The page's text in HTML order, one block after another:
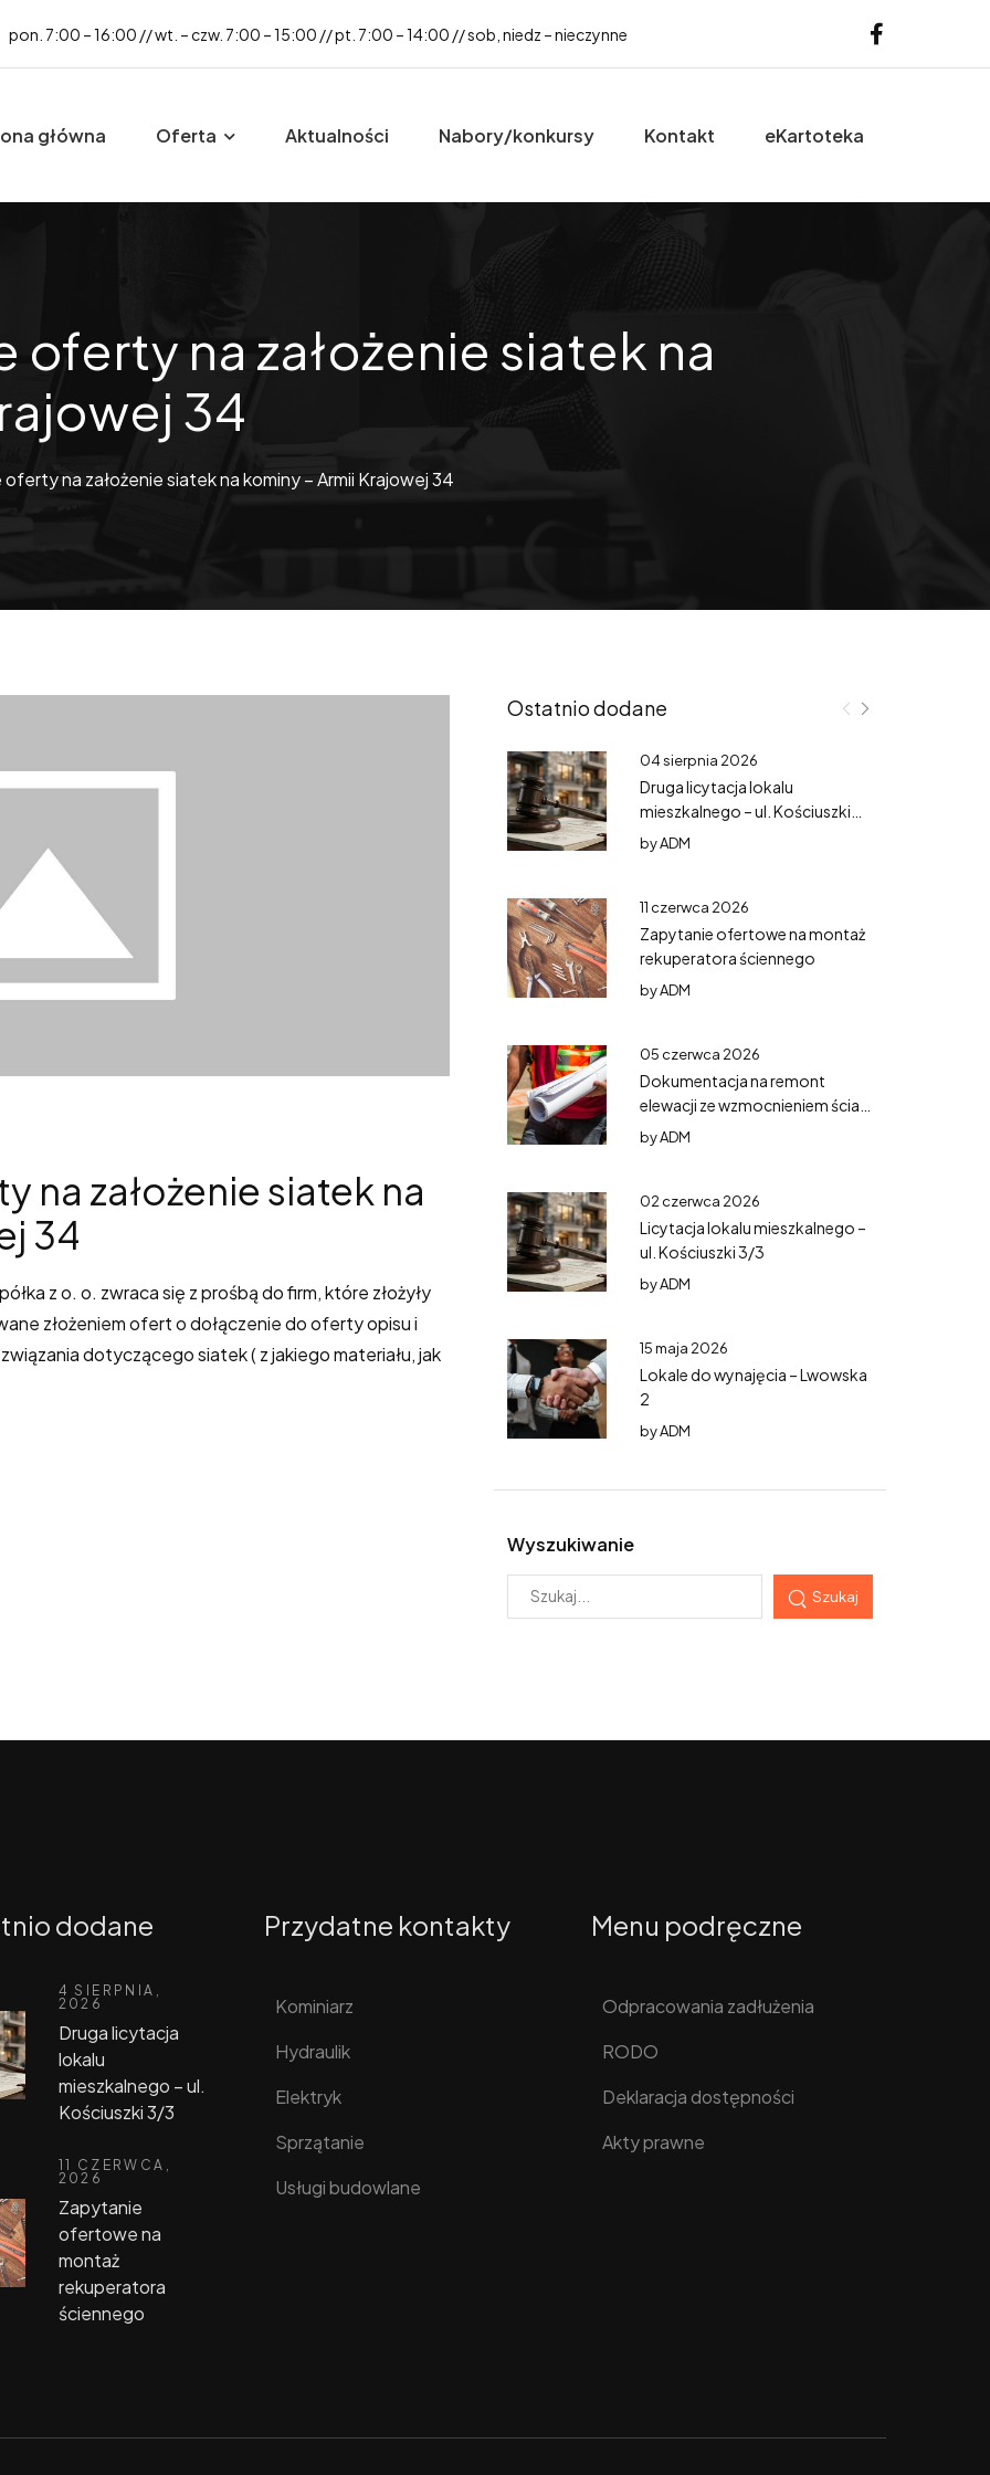
pon. 7:00 – 16:00 // wt. – czw. 7:00 – 15:00 // pt. 7:00 – 14:00 // sob, niedz – nieczynne
główna Oferta Aktualności Nabory/konkursy Kontakt eKartoteka
na założenie siatek na
34
na założenie siatek na kominy – Armii Krajowej 34
Ostatnio dodane
04 sierpnia 2026
Druga licytacja lokalu
mieszkalnego – ul. Kościuszki
3/3
byADM
11 czerwca 2026
Zapytanie ofertowe na montaż
rekuperatora ściennego
byADM
05 czerwca 2026
Dokumentacja na remont
elewacji ze wzmocnieniem ścian
– Mazurska 5
byADM
02 czerwca 2026
Licytacja lokalu mieszkalnego –
ul. Kościuszki 3/3
byADM
15 maja 2026
Lokale do wynajęcia – Lwowska
2
byADM
Wyszukiwanie
Szukaj
na założenie siatek na
34
z o. o. zwraca się z prośbą do firm, które złożyły
złożeniem ofert o dołączenie do oferty opisu i
dotyczącego siatek ( z jakiego materiału, jak
dodane
4 SIERPNIA,
2026
Druga licytacja
lokalu
mieszkalnego – ul.
Kościuszki 3/3
11 CZERWCA,
2026
Zapytanie
ofertowe na
montaż
rekuperatora
ściennego
Przydatne kontakty
Kominiarz
Hydraulik
Elektryk
Sprzątanie
Usługi budowlane
Menu podręczne
Odpracowania zadłużenia
RODO
Deklaracja dostępności
Akty prawne